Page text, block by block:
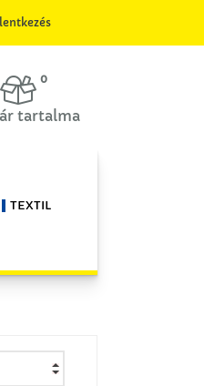
0
tartalma
TEXTIL